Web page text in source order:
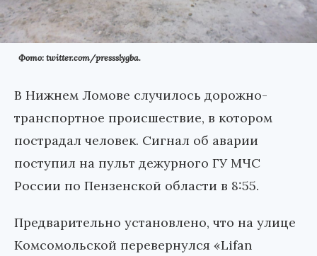
Фото: twitter.com/pressslygba.
В Нижнем Ломове случилось дорожно-
транспортное происшествие, в котором
пострадал человек. Сигнал об аварии
поступил на пульт дежурного ГУ МЧС
России по Пензенской области в 8:55.
Предварительно установлено, что на улице
Комсомольской перевернулся «Lifan